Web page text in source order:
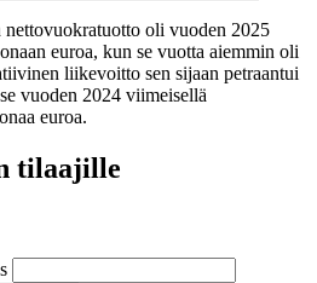
oli vuoden 2025
euroa, kun se vuotta aiemmin oli
liikevoitto sen sijaan petraantui
vuoden 2024 viimeisellä
euroa.
tilaajille